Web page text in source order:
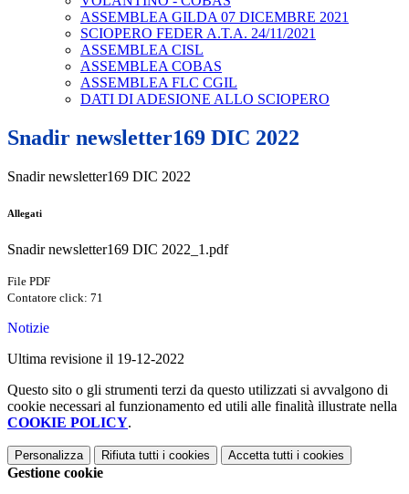
ASSEMBLEA GILDA 07 DICEMBRE 2021
SCIOPERO FEDER A.T.A. 24/11/2021
ASSEMBLEA CISL
ASSEMBLEA COBAS
ASSEMBLEA FLC CGIL
DATI DI ADESIONE ALLO SCIOPERO
Snadir newsletter169 DIC 2022
Snadir newsletter169 DIC 2022
Allegati
Snadir newsletter169 DIC 2022_1.pdf
File PDF
Contatore click: 71
Notizie
Ultima revisione il 19-12-2022
Questo sito o gli strumenti terzi da questo utilizzati si avvalgono di
cookie necessari al funzionamento ed utili alle finalità illustrate nella
COOKIE POLICY.
Personalizza Rifiuta tutti i cookies Accetta tutti i cookies
Gestione cookie